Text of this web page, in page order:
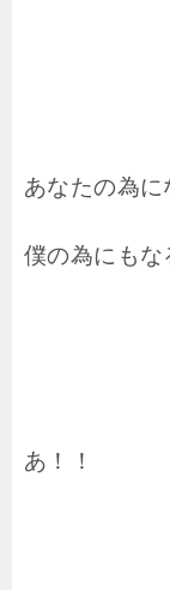
あなたの為に
僕の為にもな
あ！！